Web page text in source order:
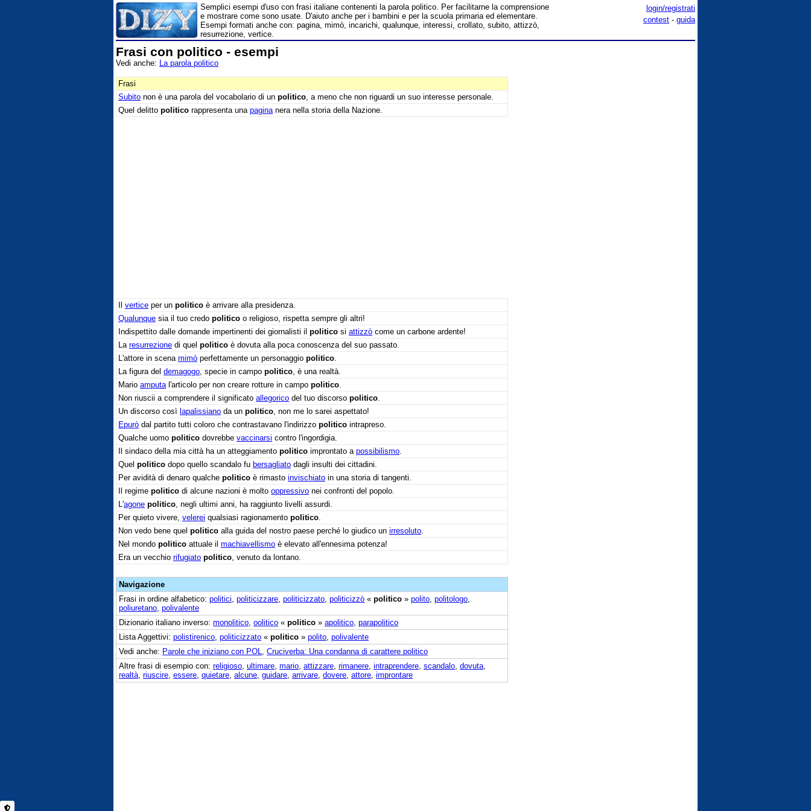
login/registrati
contest - guida
Semplici esempi d'uso con frasi italiane contenenti la parola politico. Per facilitarne la comprensione
e mostrare come sono usate. D'aiuto anche per i bambini e per la scuola primaria ed elementare.
Esempi formati anche con: pagina, mimò, incarichi, qualunque, interessi, crollato, subito, attizzò,
resurrezione, vertice.
Frasi con politico - esempi
Vedi anche: La parola politico
Frasi
Subito non è una parola del vocabolario di un politico , a meno che non riguardi un suo interesse personale.
Quel delitto politico rappresenta una pagina nera nella storia della Nazione.
Il vertice per un politico è arrivare alla presidenza.
Qualunque sia il tuo credo politico o religioso, rispetta sempre gli altri!
Indispettito dalle domande impertinenti dei giornalisti il politico si attizzò come un carbone ardente!
La resurrezione di quel politico è dovuta alla poca conoscenza del suo passato.
L'attore in scena mimò perfettamente un personaggio politico
La figura del demagogo , specie in campo politico , è una realtà.
Mario amputa l'articolo per non creare rotture in campo politico
Non riuscii a comprendere il significato allegorico del tuo discorso politico
Un discorso così lapalissiano da un politico , non me lo sarei aspettato!
Epurò dal partito tutti coloro che contrastavano l'indirizzo politico intrapreso.
Qualche uomo politico dovrebbe vaccinarsi contro l'ingordigia.
Il sindaco della mia città ha un atteggiamento politico improntato a possibilismo
Quel politico dopo quello scandalo fu bersagliato dagli insulti dei cittadini.
Per avidità di denaro qualche politico è rimasto invischiato in una storia di tangenti.
Il regime politico di alcune nazioni è molto oppressivo nei confronti del popolo.
L'agone politico , negli ultimi anni, ha raggiunto livelli assurdi.
Per quieto vivere, velerei qualsiasi ragionamento politico
Non vedo bene quel politico alla guida del nostro paese perché lo giudico un irresoluto
Nel mondo politico attuale il machiavellismo è elevato all'ennesima potenza!
Era un vecchio rifugiato politico , venuto da lontano.
Navigazione
Frasi in ordine alfabetico: politici politicizzare politicizzato politicizzò « politico » polito politologo
poliuretano polivalente
Dizionario italiano inverso: monolitico oolitico « politico » apolitico parapolitico
Lista Aggettivi: polistirenico politicizzato « politico » polito polivalente
Vedi anche: Parole che iniziano con POL
Cruciverba: Una condanna di carattere politico
Altre frasi di esempio con: religioso ultimare mario attizzare rimanere intraprendere scandalo dovuta
realtà riuscire essere quietare alcune guidare arrivare dovere attore improntare